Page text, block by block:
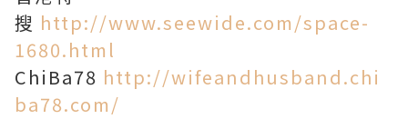
搜 http://www.seewide.com/space-
1680.html
ChiBa78 http://wifeandhusband.chi
ba78.com/